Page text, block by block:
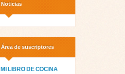
Noticias
Área de suscriptores
MI LIBRO DE COCINA